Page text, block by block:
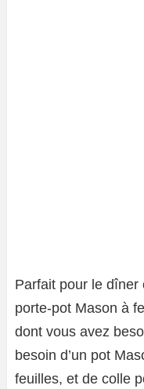
Parfait pour le dîner
porte-pot Mason à
dont vous avez
besoin d’un pot
feuilles, et de colle